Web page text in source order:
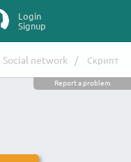
Login
Signup
Social network Скрипт
Report a problem